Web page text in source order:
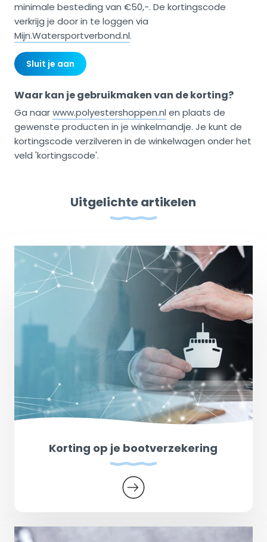
minimale besteding van €50,-. De kortingscode
verkrijg je door in te loggen via
Mijn.Watersportverbond.nl.
Sluit je aan
Waar kan je gebruikmaken van de korting?
Ga naarwww.polyestershoppen.nl en plaats de
gewenste producten in je winkelmandje. Je kunt de
kortingscode verzilveren in de winkelwagen onder het
veld 'kortingscode'.
Uitgelichte artikelen
Korting op je bootverzekering